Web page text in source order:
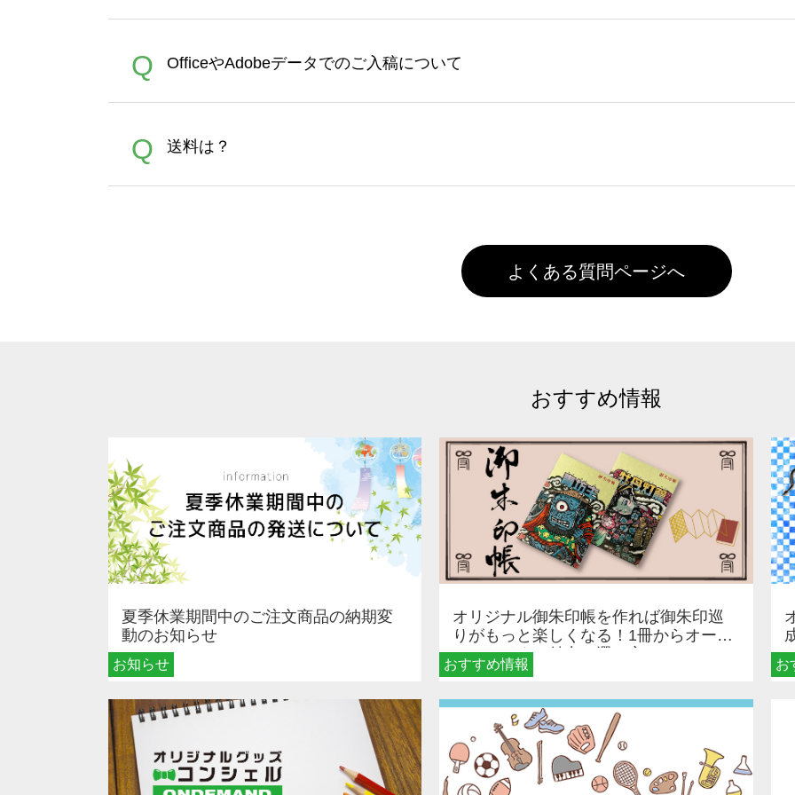
文時からご利用頂けます。ポイントの有効期限は一年間です。【会員ランク】過去10カ月の
れば、ランクにカウントがされません。
A
イト以外）のプリントは、濃色インクジェット印刷といって、プリントを定着させるための
品をお届けするため、処理剤は塗布されたままの状態で出荷を行っております。処理剤自体
文に関わらず、前処理剤が残った状態でお届けとなる場合がございます。※2 濃色は淡色に
Q OfficeやAdobeデータでのご入稿について
A
Adobeデータ(AI,PSD)で保存して頂き、デザインツール上にアップロードをお願い致します。
Q 送料は？
よくある質問ページへ
おすすめ情報
お知らせ
夏季休業期間中のご注文商品の納期変
動のお知らせ
おすすめ情報
オリジナル御朱印帳を作れば御朱印巡
りがもっと楽しくなる！1冊からオーダ
ーメイドする魅力と選び方
お